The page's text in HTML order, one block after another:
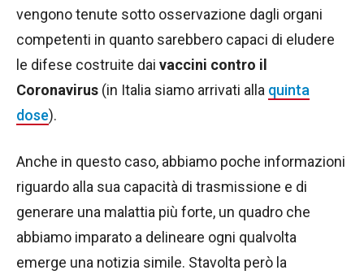
vengono tenute sotto osservazione dagli organi
competenti in quanto sarebbero capaci di eludere
le difese costruite dai vaccini contro il
Coronavirus (in Italia siamo arrivati alla quinta
dose).
Anche in questo caso, abbiamo poche informazioni
riguardo alla sua capacità di trasmissione e di
generare una malattia più forte, un quadro che
abbiamo imparato a delineare ogni qualvolta
emerge una notizia simile. Stavolta però la